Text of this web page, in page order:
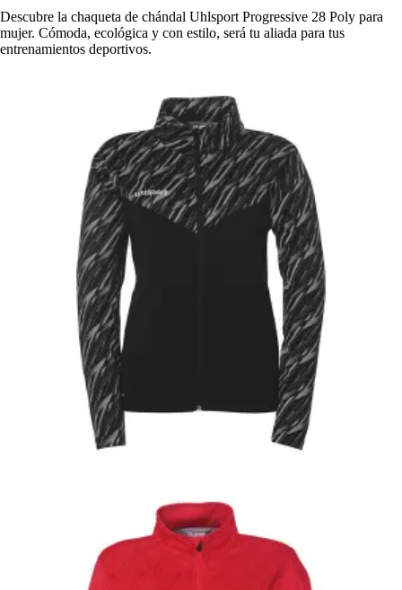
Descubre la chaqueta de chándal Uhlsport Progressive 28 Poly para
mujer. Cómoda, ecológica y con estilo, será tu aliada para tus
entrenamientos deportivos.